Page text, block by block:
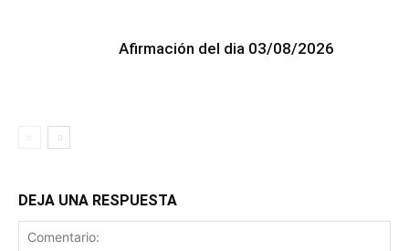
Afirmación del dia 03/08/2026
DEJA UNA RESPUESTA